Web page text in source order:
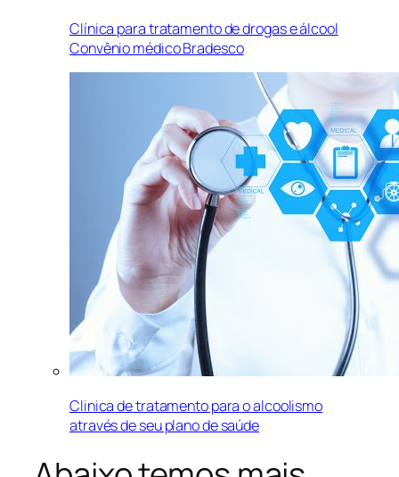
Clínica para tratamento de drogas e álcool
Convênio médico Bradesco
Clinica de tratamento para o alcoolismo
através de seu plano de saúde